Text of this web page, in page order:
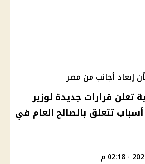
إبعاد أجانب من مصر
تعلن قرارات جديدة لوزير
تتعلق بالصالح العام في